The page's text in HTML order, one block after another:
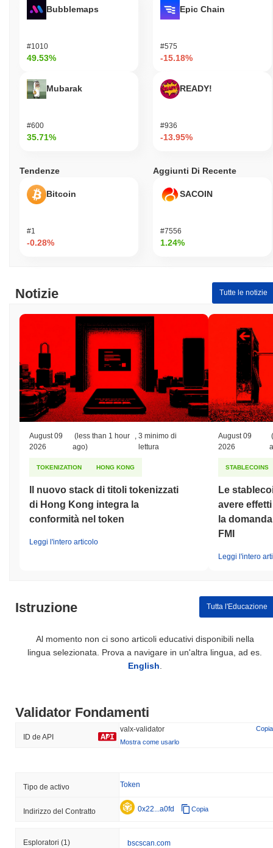
Bubblemaps
#1010
49.53%
Mubarak
#600
35.71%
Epic Chain
#575
-15.18%
READY!
#936
-13.95%
Tendenze
Bitcoin
#1
-0.28%
Aggiunti Di Recente
SACOIN
#7556
1.24%
Notizie Tutte le notizie
August 09
2026
(less than 1 hour
ago)
3 minimo di
lettura
TOKENIZATION HONG KONG
Il nuovo stack di titoli tokenizzati
di Hong Kong integra la
conformità nel token
Leggi l'intero articolo
August 09
2026
STABLECOINS
Le
avere
la
FMI
Leggi l'intero
Istruzione Tutta l'Educazione
Al momento non ci sono articoli educativi disponibili nella
lingua selezionata. Prova a navigare in un'altra lingua, ad es.
English
Validator Fondamenti
ID de API
valx-validator
Copia
Mostra come usarlo
Tipo de activo Token
Indirizzo del Contratto 0x22...a0fd Copia
Esploratori (1) bscscan.com